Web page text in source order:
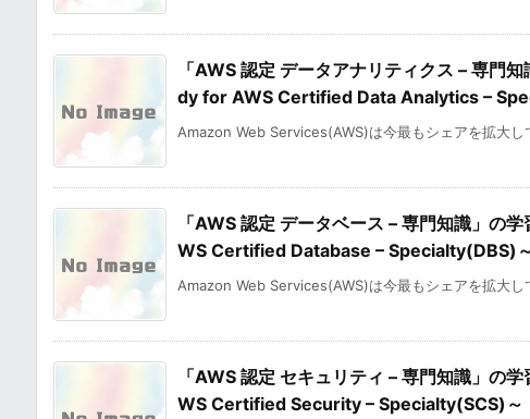
「AWS 認定 データアナリティクス – 専門
dy for AWS Certified Data Analytics –
Amazon Web Services(AWS)は今最もシェアを拡大し
「AWS 認定 データベース – 専門知識」
WS Certified Database – Specialty(DBS)
Amazon Web Services(AWS)は今最もシェアを拡大し
「AWS 認定 セキュリティ – 専門知識」
WS Certified Security – Specialty(SCS)～